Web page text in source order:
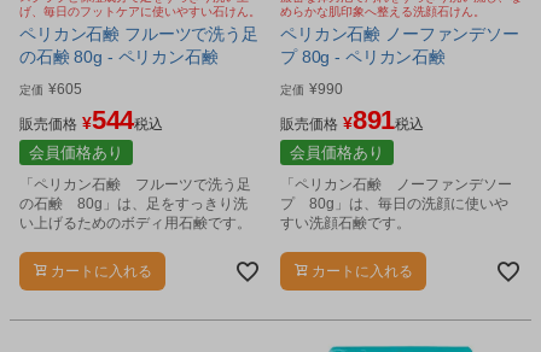
げ、毎日のフットケアに使いやすい石けん。
ペリカン石鹸 フルーツで洗う足
の石鹸 80g - ペリカン石鹸
定価 ¥605
販売価格 ¥544税込
会員価格あり
「ペリカン石鹸 フルーツで洗う足
の石鹸 80g」は、足をすっきり洗
い上げるためのボディ用石鹸です。
カートに入れる
めらかな肌印象へ整える洗顔石けん。
ペリカン石鹸 ノーファンデソー
プ 80g - ペリカン石鹸
定価 ¥990
販売価格 ¥891税込
会員価格あり
「ペリカン石鹸 ノーファンデソー
プ 80g」は、毎日の洗顔に使いや
すい洗顔石鹸です。
カートに入れる